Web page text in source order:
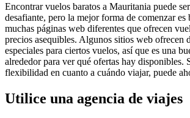
Encontrar vuelos baratos a Mauritania puede
desafiante, pero la mejor forma de comenzar
muchas páginas web diferentes que ofrecen
precios asequibles. Algunos sitios web ofrecen
especiales para ciertos vuelos, así que es una
alrededor para ver qué ofertas hay disponibles.
flexibilidad en cuanto a cuándo viajar, puede
Utilice una agencia de viajes